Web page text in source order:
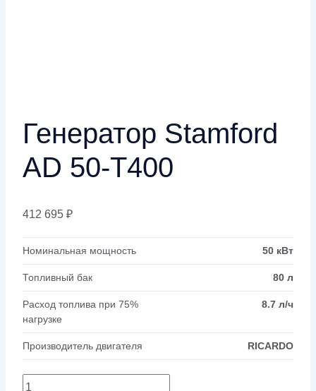
Генератор Stamford
AD 50-T400
412 695 ₽
Номинальная мощность 50 кВт
Топливный бак 80 л
Расход топлива при 75%
нагрузке
8.7 л/ч
Производитель двигателя RICARDO
Количество